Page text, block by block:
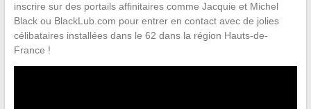
inscrire sur des portails affinitaires comme Jacquie et Michel
Black ou BlackLub.com pour entrer en contact avec de jolies
célibataires installées dans le 62 dans la région Hauts-de-
France !